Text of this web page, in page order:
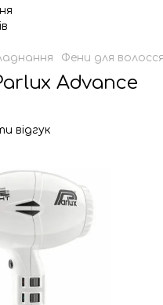
Фени для
Advance
відгук